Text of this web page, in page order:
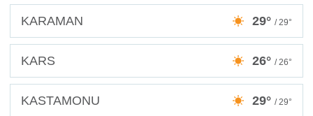
KARAMAN 29° / 29°
KARS 26° / 26°
KASTAMONU 29° / 29°